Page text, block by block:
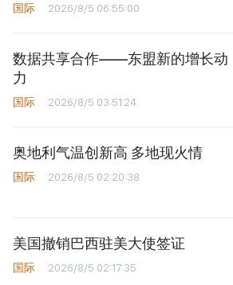
国际 2026/8/5 06:55:00
数据共享合作——东盟新的增长动
力
国际 2026/8/5 03:51:24
奥地利气温创新高 多地现火情
国际 2026/8/5 02:20:38
美国撤销巴西驻美大使签证
国际 2026/8/5 02:17:35